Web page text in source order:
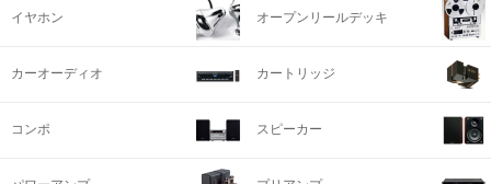
イヤホン オープンリールデッキ
カーオーディオ カートリッジ
コンポ スピーカー